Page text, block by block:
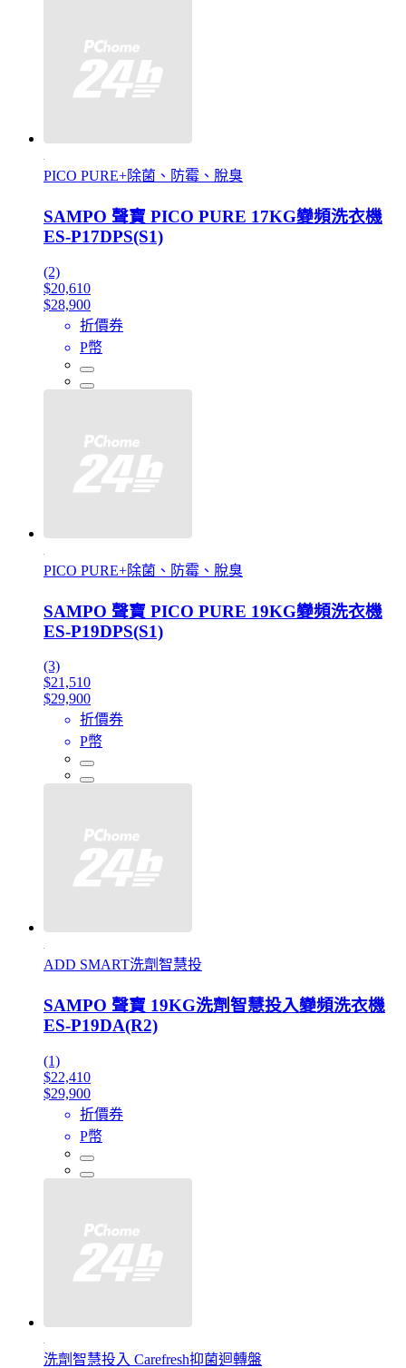
PICO PURE+除菌、防霉、脫臭
SAMPO 聲寶 PICO PURE 17KG變頻洗衣機
ES-P17DPS(S1)
(2)
$20,610
$28,900
折價券
P幣
PICO PURE+除菌、防霉、脫臭
SAMPO 聲寶 PICO PURE 19KG變頻洗衣機
ES-P19DPS(S1)
(3)
$21,510
$29,900
折價券
P幣
ADD SMART洗劑智慧投
SAMPO 聲寶 19KG洗劑智慧投入變頻洗衣機
ES-P19DA(R2)
(1)
$22,410
$29,900
折價券
P幣
洗劑智慧投入 Carefresh抑菌迴轉盤